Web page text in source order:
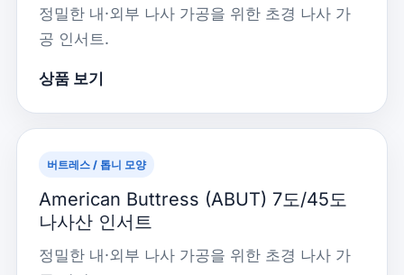
정밀한 내·외부 나사 가공을 위한 초경 나사 가
공 인서트.
상품 보기
버트레스 / 톱니 모양
American Buttress (ABUT) 7도/45도
나사산 인서트
정밀한 내·외부 나사 가공을 위한 초경 나사 가